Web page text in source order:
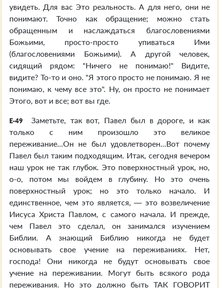
увидеть. Для вас Это реальность. А для него, они не
понимают. Точно как обращение; можно стать
обращенным и наслаждаться благословениями
Божьими, просто-просто упиваться Ими
(благословениями Божьими). А другой человек,
сидящий рядом: "Ничего не понимаю!" Видите,
видите? То-то и оно. "Я этого просто не понимаю. Я не
понимаю, к чему все это". Ну, он просто не понимает
Этого, вот и все; вот вы где.
E-49
Заметьте, так вот, Павел был в дороге, и как
только с ним произошло это великое
переживание...Он не был удовлетворен...Вот почему
Павел был таким подходящим. Итак, сегодня вечером
наш урок не так глубок. Это поверхностный урок, но,
о-о, потом мы войдем в глубину. Но это очень
поверхностный урок; но это только начало. И
единственное, чем это является, — это возвеличение
Иисуса Христа Павлом, с самого начала. И прежде,
чем Павел это сделал, он занимался изучением
Библии. А знающий Библию никогда не будет
основывать свое учение на переживаниях. Нет,
господа! Они никогда не будут основывать свое
учение на переживании. Могут быть всякого рода
переживания. Но это должно быть ТАК ГОВОРИТ